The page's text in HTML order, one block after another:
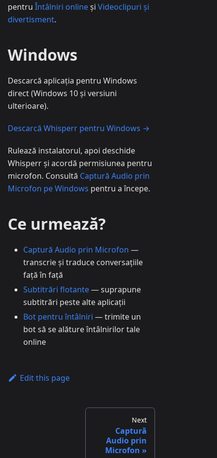
pentru Întâlniri onlineși Videoclipuri și
divertisment.
Windows
Descarcă aplicația pentru Windows
direct (Windows 10 și versiuni
ulterioare).
Descarcă Whisperr pentru Windows →
Rulează instalatorul, apoi deschide
Whisperr și acordă permisiunea pentru
microfon. Consultă Captură Audio prin
Microfon pe Windows pentru a începe.
Ce urmează?
Captură Audio prin Microfon —
transcrie și traduce conversațiile
față în față
Subtitrări flotante— suprapune
subtitrări peste alte aplicații
Bot pentru întâlniri — trimite un
bot să se alăture întâlnirilor tale
online
Edit this page
Next
Captură
Audio prin
Microfon